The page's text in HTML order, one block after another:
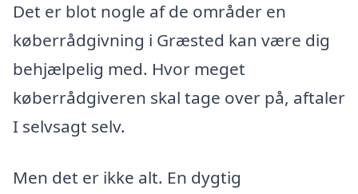
Det er blot nogle af de områder en
køberrådgivning i Græsted kan være dig
behjælpelig med. Hvor meget
køberrådgiveren skal tage over på, aftaler
I selvsagt selv.
Men det er ikke alt. En dygtig